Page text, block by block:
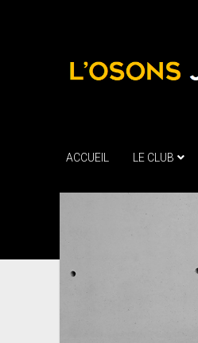
ACCUEIL LE CLUB